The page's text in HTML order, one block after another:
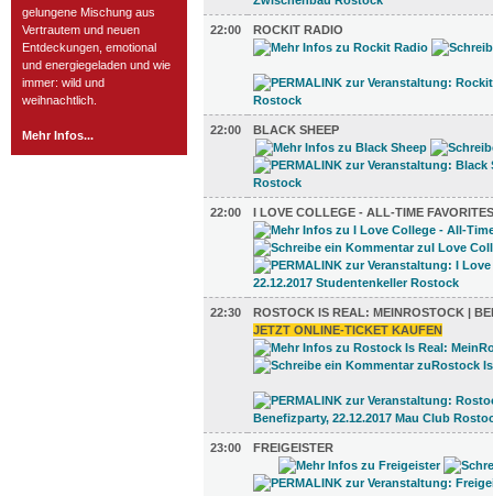
gelungene Mischung aus
Vertrautem und neuen
Entdeckungen, emotional
und energiegeladen und wie
immer: wild und
weihnachtlich.
Mehr Infos...
22:00 ROCKIT RADIO
22:00 BLACK SHEEP
22:00 I LOVE COLLEGE - ALL-TIME FAVORITES
22:30
ROSTOCK IS REAL: MEINROSTOCK |
JETZT ONLINE-TICKET KAUFEN
23:00 FREIGEISTER